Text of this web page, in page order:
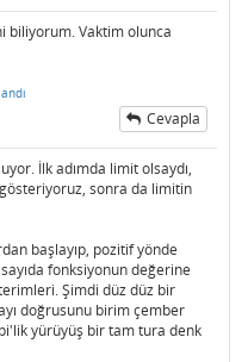
biliyorum. Vaktim olunca
Cevapla
İlk adımda limit olsaydı,
gösteriyoruz, sonra da limitin
başlayıp, pozitif yönde
fonksiyonun değerine
Şimdi düz düz bir
doğrusunu birim çember
yürüyüş bir tam tura denk